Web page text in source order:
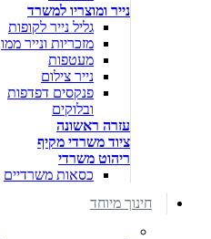
נייר ומוצריו למשרד
גליל נייר לקופות
מזכריות ונייר ממו
מעטפות
נייר צילום
פנקסים דפדפות
ובלוקים
עזרה ראשונה
ציוד משרדי מקיף
ריהוט משרדי
כסאות משרדיים
חינוך מיוחד